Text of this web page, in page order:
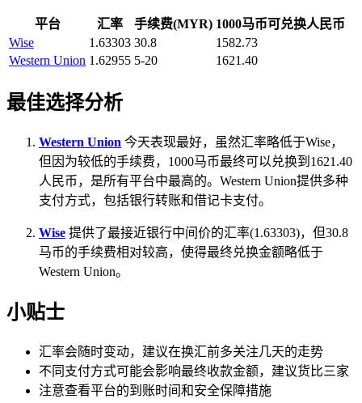
平台 汇率 手续费(MYR) 1000马币可兑换人民币
Wise
1.63303 30.8
1582.73
Western Union 1.62955 5-20 1621.40
最佳选择分析
Western Union 今天表现最好，虽然汇率略低于Wise，
但因为较低的手续费，1000马币最终可以兑换到1621.40
人民币，是所有平台中最高的。Western Union提供多种
支付方式，包括银行转账和借记卡支付。
Wise 提供了最接近银行中间价的汇率(1.63303)，但30.8
马币的手续费相对较高，使得最终兑换金额略低于
Western Union。
小贴士
汇率会随时变动，建议在换汇前多关注几天的走势
不同支付方式可能会影响最终收款金额，建议货比三家
注意查看平台的到账时间和安全保障措施